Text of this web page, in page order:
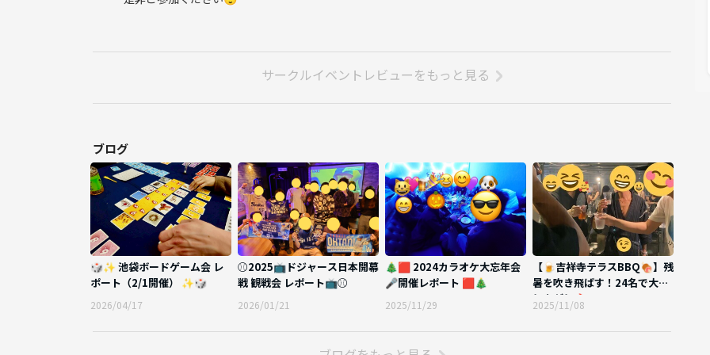
https://maps.app.goo.gl/to5bqG3vvnhFcBx26
✅ 音楽交流会＋生バンド鑑賞のみ
参加費3,300円＋つなげーと手数料500円(1ドリンク付き)
※生バンドカラオケ当日抽選枠もあり（無料）
✅ 🎸音楽交流会♪＋生バンドカラオケ🎤1曲歌唱
参加費4,900円＋つなげーと手数料500円(1ドリンク付き)
（1曲保証・先着制※枠に限りあり）
（被らない形で好きな曲選んで歌えます）
※事前申込制で、歌う曲は被らないために当日抽選予定です
（歌詞見ながら歌えます！ご安心ください⭐）
※2ドリンク目以降別途費用。お酒注文できます❗
サークルイベントレビューをもっと見る
ブログ
🎲✨ 池袋ボードゲーム会 レ
ポート（2/1開催） ✨🎲
2026/04/17
⚾️2025📺ドジャース日本開幕
戦 観戦会 レポート📺⚾️
2026/01/21
🎄🟥 2024カラオケ大忘年会
🎤開催レポート 🟥🎄
2025/11/29
【🍺吉祥寺テラスBBQ🍖】残
暑を吹き飛ばす！24名で大盛
り上がり🔥
2025/11/08